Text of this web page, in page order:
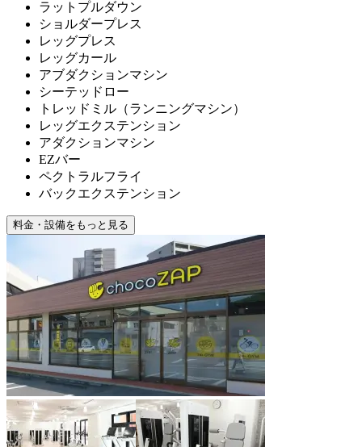
ラットプルダウン
ショルダープレス
レッグプレス
レッグカール
アブダクションマシン
シーテッドロー
トレッドミル（ランニングマシン）
レッグエクステンション
アダクションマシン
EZバー
ペクトラルフライ
バックエクステンション
料金・設備をもっと見る